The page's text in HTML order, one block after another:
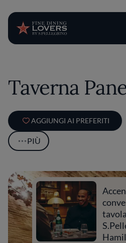
Taverna
AGGIUNGI AI PREFERITI
PIÙ